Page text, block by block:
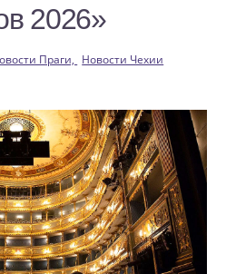
2026»
Праги, Новости Чехии